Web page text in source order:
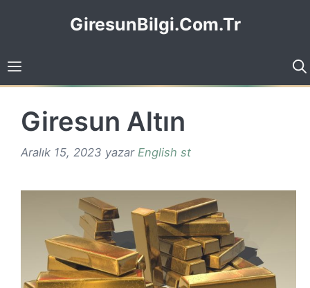
GiresunBilgi.Com.Tr
Giresun Altın
Aralık 15, 2023 yazar English st